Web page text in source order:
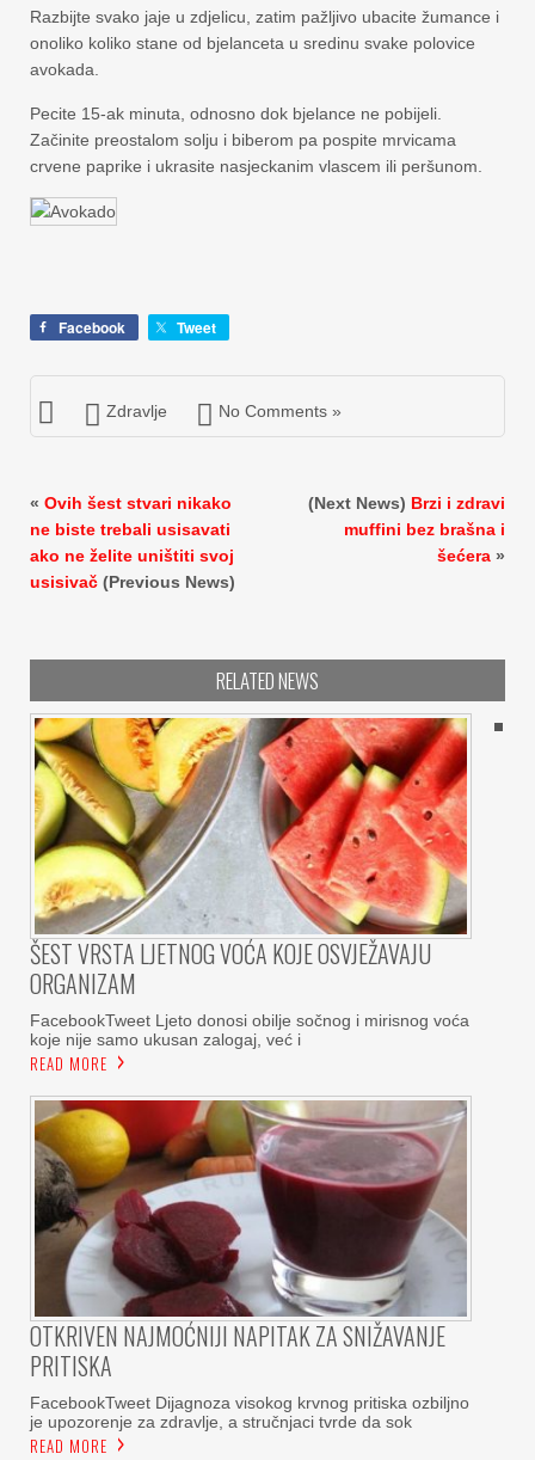
Razbijte svako jaje u zdjelicu, zatim pažljivo ubacite žumance i
onoliko koliko stane od bjelanceta u sredinu svake polovice
avokada.
Pecite 15-ak minuta, odnosno dok bjelance ne pobijeli.
Začinite preostalom solju i biberom pa pospite mrvicama
crvene paprike i ukrasite nasjeckanim vlascem ili peršunom.
Facebook Tweet
Zdravlje No Comments »
« Ovih šest stvari nikako
ne biste trebali usisavati
ako ne želite uništiti svoj
usisivač (Previous News)
(Next News) Brzi i zdravi
muffini bez brašna i
šećera »
RELATED NEWS
ŠEST VRSTA LJETNOG VOĆA KOJE OSVJEŽAVAJU
ORGANIZAM
FacebookTweet Ljeto donosi obilje sočnog i mirisnog voća
koje nije samo ukusan zalogaj, već i
READ MORE
OTKRIVEN NAJMOĆNIJI NAPITAK ZA SNIŽAVANJE
PRITISKA
FacebookTweet Dijagnoza visokog krvnog pritiska ozbiljno
je upozorenje za zdravlje, a stručnjaci tvrde da sok
READ MORE